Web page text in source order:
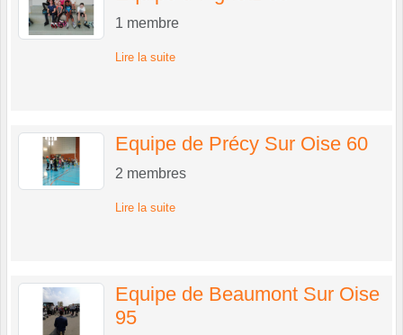
1 membre
Lire la suite
Equipe de Précy Sur Oise 60
2 membres
Lire la suite
Equipe de Beaumont Sur Oise
95